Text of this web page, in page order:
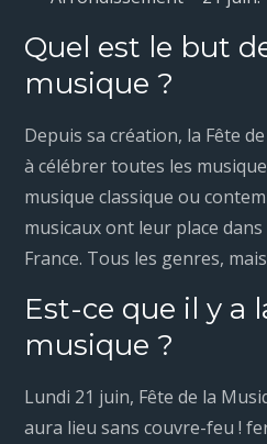
Quel est le but
musique ?
Depuis sa création, la Fête
à célébrer toutes les
musique classique ou
musicaux ont leur place
France. Tous les genres,
Est-ce que il y a
musique ?
Lundi 21 juin, Fête de la
aura lieu sans couvre-feu !